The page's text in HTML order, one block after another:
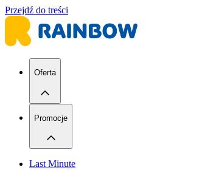
Przejdź do treści
Oferta
Promocje
Last Minute